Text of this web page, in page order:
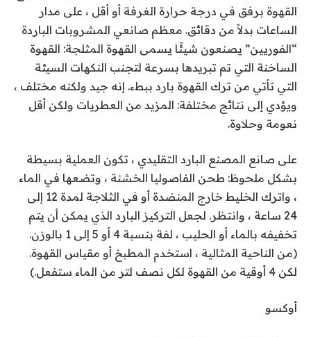
القهوة برفق في درجة حرارة الغرفة أو أقل ، على مدار
الساعات بدلاً من دقائق. معظم صانعي المشروبات الباردة
“الفوريين” يصنعون شيئًا يسمى القهوة المثلجة: القهوة
الساخنة التي تم تبريدها بسرعة لتجنب النكهات السيئة
التي تأتي من ترك القهوة بارد ببطء. إنه جيد ولكنه مختلف ،
ويؤدي إلى نتائج مختلفة: المزيد من العطريات ولكن أقل
نعومة وحلاوة.
على صانع المصنع البارد التقليدي ، تكون العملية بسيطة
بشكل ملحوظ: طحن الفاصوليا الخشنة ، وتضعها في الماء
، واترك الخليط خارج المنضدة أو في الثلاجة لمدة 12 إلى
24 ساعة ، وانتظر. لجعل التركيز البارد الذي يمكن أن يتم
تخفيفه بالماء أو الحليب ، لفة بنسبة 4 أو 5 إلى 1 بالوزن.
(من الناحية المثالية ، استخدم المطبخ أو مقياس القهوة.
لكن 4 أوقية من القهوة لكل نصف لتر من الماء ستفعل.)
أوكسو